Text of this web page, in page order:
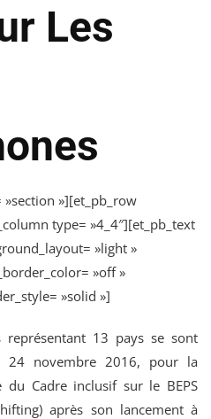
Les
»][et_pb_row
type= »4_4″][et_pb_text
»light »
»off »
»solid »]
13 pays se sont
novembre 2016, pour la
du Cadre inclusif sur le BEPS
après son lancement à